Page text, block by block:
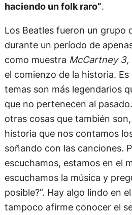
haciendo un folk raro”.
Los Beatles fueron un grupo
durante un período de
como muestra McCartney 3,
el comienzo de la historia.
temas son más legendarios
que no pertenecen al
otras cosas que también
historia que nos contamos
soñando con las canciones.
escuchamos, estamos en el
escuchamos la música y
posible?”. Hay algo lindo en
tampoco afirme conocer el